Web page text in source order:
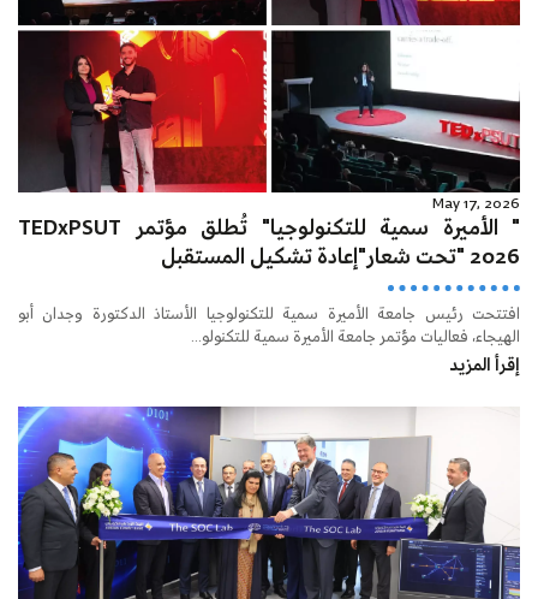
May 17, 2026
" الأميرة سمية للتكنولوجيا" تُطلق مؤتمر TEDxPSUT
2026 "تحت شعار"إعادة تشكيل المستقبل
افتتحت رئيس جامعة الأميرة سمية للتكنولوجيا الأستاذ الدكتورة وجدان أبو
الهيجاء، فعاليات مؤتمر جامعة الأميرة سمية للتكنولو...
إقرأ المزيد